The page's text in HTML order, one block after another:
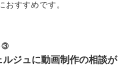
おすすめです。
③
ジュに動画制作の相談が